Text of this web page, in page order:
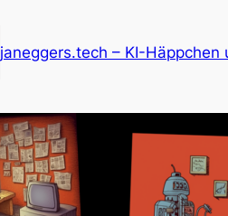
janeggers.tech – KI-Häppchen